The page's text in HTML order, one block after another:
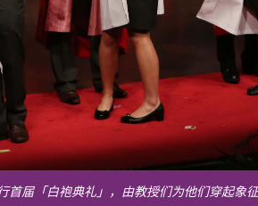
首届「白袍典礼」，由教授们为他们穿起象征